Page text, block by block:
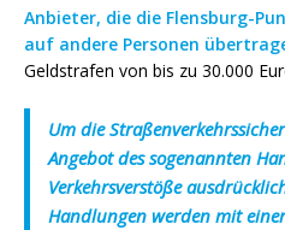
Anbieter, die die Flensburg-
auf andere Personen
Geldstrafen von bis zu 30.000
Um die
Angebot des sogenannten
Verkehrsverstöße
Handlungen werden mit